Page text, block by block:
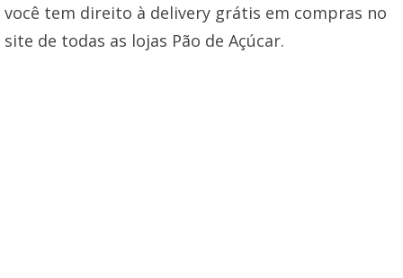
você tem direito à delivery grátis em compras no
site de todas as lojas Pão de Açúcar.